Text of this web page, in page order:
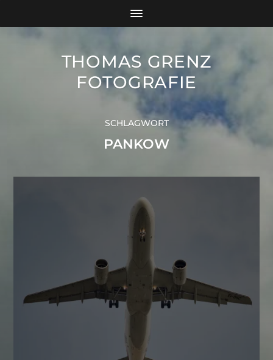
THOMAS GRENZ
FOTOGRAFIE
SCHLAGWORT
PANKOW